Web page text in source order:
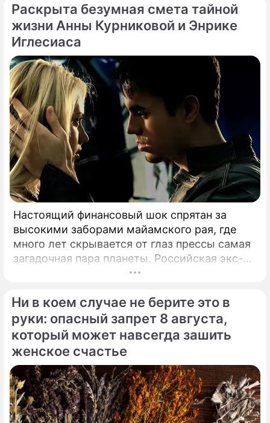
формами, однако ее свежие снимки
спровоцировали настоящую бурю в Сети.
Раскрыта безумная смета тайной
жизни Анны Курниковой и Энрике
Иглесиаса
Настоящий финансовый шок спрятан за
высокими заборами майамского рая, где
много лет скрывается от глаз прессы самая
загадочная пара планеты. Российская экс-
теннисистка Анна Курникова и испанский
двадцати лет удерживают статус одной из
самых закрытых и непубличных пар
мирового шоу-бизнеса.
Ни в коем случае не берите это в
руки: опасный запрет 8 августа,
который может навсегда зашить
женское счастье